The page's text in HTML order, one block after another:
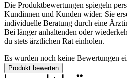
Die Produktbewertungen spiegeln
Kundinnen und Kunden wider. Sie
individuelle Beratung durch eine
Bei länger anhaltenden oder
du stets ärztlichen Rat einholen.
Es wurden noch keine Bewertungen
Produkt bewerten